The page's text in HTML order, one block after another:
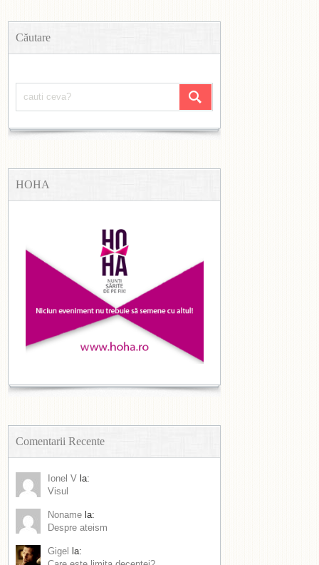
Căutare
HOHA
Comentarii Recente
Ionel V la:
Visul
Noname la:
Despre ateism
Gigel
la: